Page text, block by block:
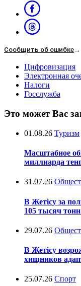
Сообщить об ошибке→
Цифровизация
Электронная
Налоги
Госслужба
Это может Вас
01.08.26 Туризм
Масштабное
миллиарда
31.07.26
В Жетісу за
105 тысяч
29.07.26
В Жетісу
хищников
25.07.26 Спорт